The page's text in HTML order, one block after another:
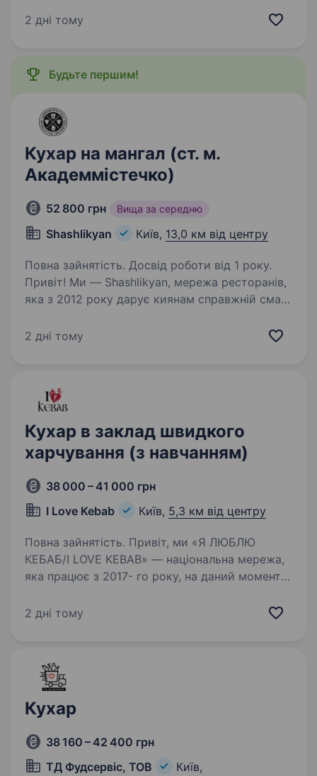
світові бестселери стрітфуду — шаурму
2 дні тому
Будьте першим!
Кухар на мангал (ст. м.
Академмістечко)
52 800 грн Вища за середню
Shashlikyan Київ, 13,0 км від центру
Повна зайнятість. Досвід роботи від 1 року.
Привіт! Ми — Shashlikyan, мережа ресторанів,
яка з 2012 року дарує киянам справжній смак
щодня створює дивовижну їжу, яка надихає і
2 дні тому
Кухар в заклад швидкого
харчування (з навчанням)
38 000 – 41 000 грн
I Love Kebab
Київ, 5,3 км від центру
Повна зайнятість. Привіт, ми «Я ЛЮБЛЮ
КЕБАБ/I LOVE KEBAB» — національна мережа,
яка працює з 2017- го року, на даний момент
смачними локаціями, в команду шукаємо
2 дні тому
Кухар
38 160 – 42 400 грн
ТД Фудсервіс, ТОВ
Київ,